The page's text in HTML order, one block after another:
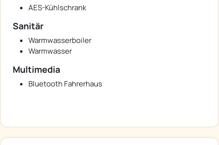
AES-Kühlschrank
Sanitär
Warmwasserboiler
Warmwasser
Multimedia
Bluetooth Fahrerhaus